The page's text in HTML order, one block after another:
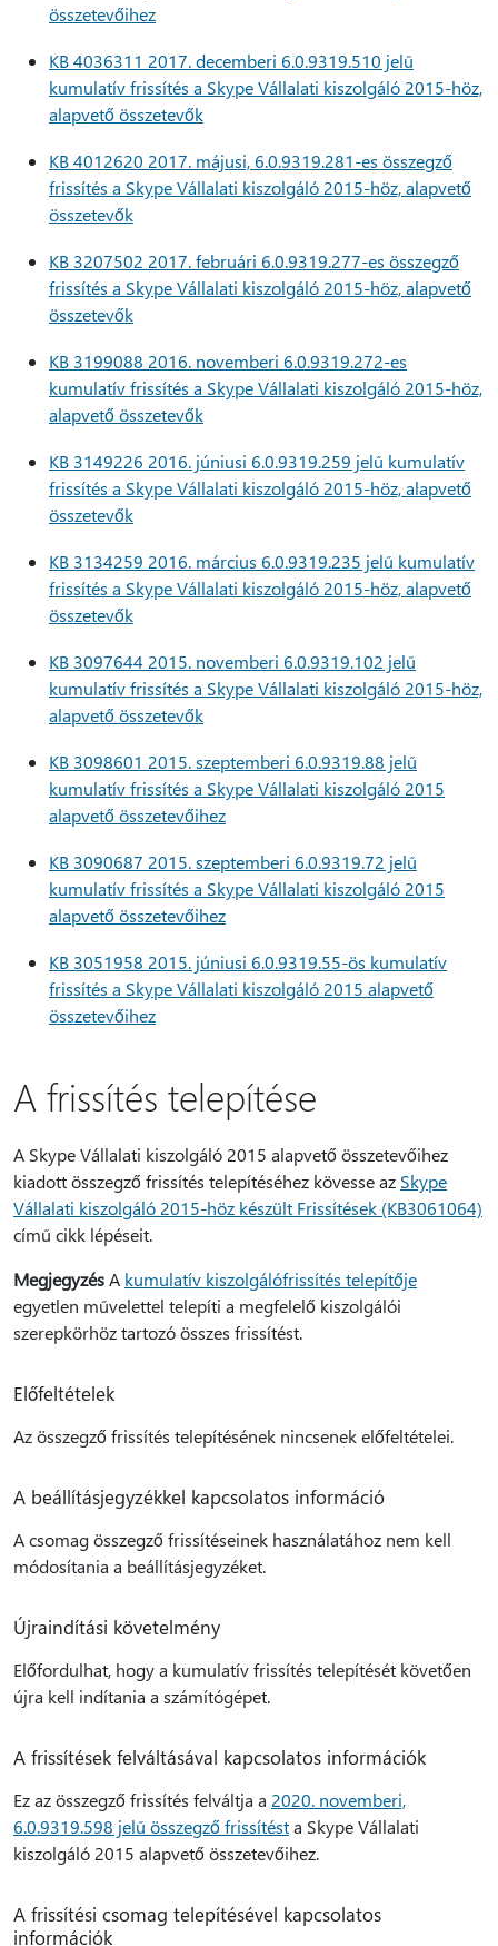
összetevőihez
KB 4036311 2017. decemberi 6.0.9319.510 jelű
kumulatív frissítés a Skype Vállalati kiszolgáló 2015-höz,
alapvető összetevők
KB 4012620 2017. májusi, 6.0.9319.281-es összegző
frissítés a Skype Vállalati kiszolgáló 2015-höz, alapvető
összetevők
KB 3207502 2017. februári 6.0.9319.277-es összegző
frissítés a Skype Vállalati kiszolgáló 2015-höz, alapvető
összetevők
KB 3199088 2016. novemberi 6.0.9319.272-es
kumulatív frissítés a Skype Vállalati kiszolgáló 2015-höz,
alapvető összetevők
KB 3149226 2016. júniusi 6.0.9319.259 jelű kumulatív
frissítés a Skype Vállalati kiszolgáló 2015-höz, alapvető
összetevők
KB 3134259 2016. március 6.0.9319.235 jelű kumulatív
frissítés a Skype Vállalati kiszolgáló 2015-höz, alapvető
összetevők
KB 3097644 2015. novemberi 6.0.9319.102 jelű
kumulatív frissítés a Skype Vállalati kiszolgáló 2015-höz,
alapvető összetevők
KB 3098601 2015. szeptemberi 6.0.9319.88 jelű
kumulatív frissítés a Skype Vállalati kiszolgáló 2015
alapvető összetevőihez
KB 3090687 2015. szeptemberi 6.0.9319.72 jelű
kumulatív frissítés a Skype Vállalati kiszolgáló 2015
alapvető összetevőihez
KB 3051958 2015. júniusi 6.0.9319.55-ös kumulatív
frissítés a Skype Vállalati kiszolgáló 2015 alapvető
összetevőihez
A frissítés telepítése
A Skype Vállalati kiszolgáló 2015 alapvető összetevőihez
kiadott összegző frissítés telepítéséhez kövesse az Skype
Vállalati kiszolgáló 2015-höz készült Frissítések (KB3061064)
című cikk lépéseit.
MegjegyzésA kumulatív kiszolgálófrissítés telepítője
egyetlen művelettel telepíti a megfelelő kiszolgálói
szerepkörhöz tartozó összes frissítést.
Előfeltételek
Az összegző frissítés telepítésének nincsenek előfeltételei.
A beállításjegyzékkel kapcsolatos információ
A csomag összegző frissítéseinek használatához nem kell
módosítania a beállításjegyzéket.
Újraindítási követelmény
Előfordulhat, hogy a kumulatív frissítés telepítését követően
újra kell indítania a számítógépet.
A frissítések felváltásával kapcsolatos információk
Ez az összegző frissítés felváltja a 2020. novemberi,
6.0.9319.598 jelű összegző frissítésta Skype Vállalati
kiszolgáló 2015 alapvető összetevőihez.
A frissítési csomag telepítésével kapcsolatos
információk